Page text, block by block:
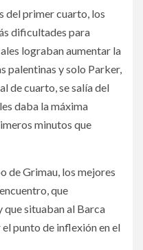
del primer cuarto, los
dificultades para
lograban aumentar la
palentinas y solo Parker,
de cuarto, se salía del
daba la máxima
minutos que
de Grimau, los mejores
que
que situaban al Barca
punto de inflexión en el